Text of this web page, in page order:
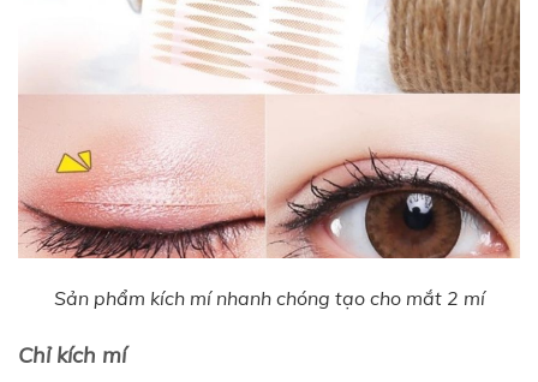
Sản phẩm kích mí nhanh chóng tạo cho mắt 2 mí
Chỉ kích mí